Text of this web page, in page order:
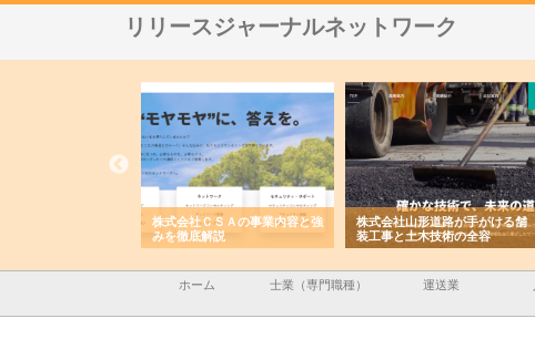
リリースジャーナルネットワーク
株式会社ＣＳＡの事業内容と強
みを徹底解説
株式会社山形道路が手がける舗
装工事と土木技術の全容
ホーム 士業（専門職種） 運送業